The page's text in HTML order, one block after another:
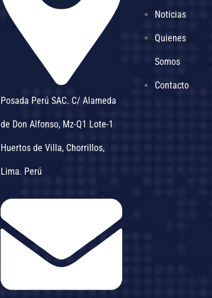
Posada Perú SAC. C/ Alameda
de Don Alfonso, Mz-Q1 Lote-1
Huertos de Villa, Chorrillos,
Lima. Perú
Noticias
Quienes
Somos
Contacto